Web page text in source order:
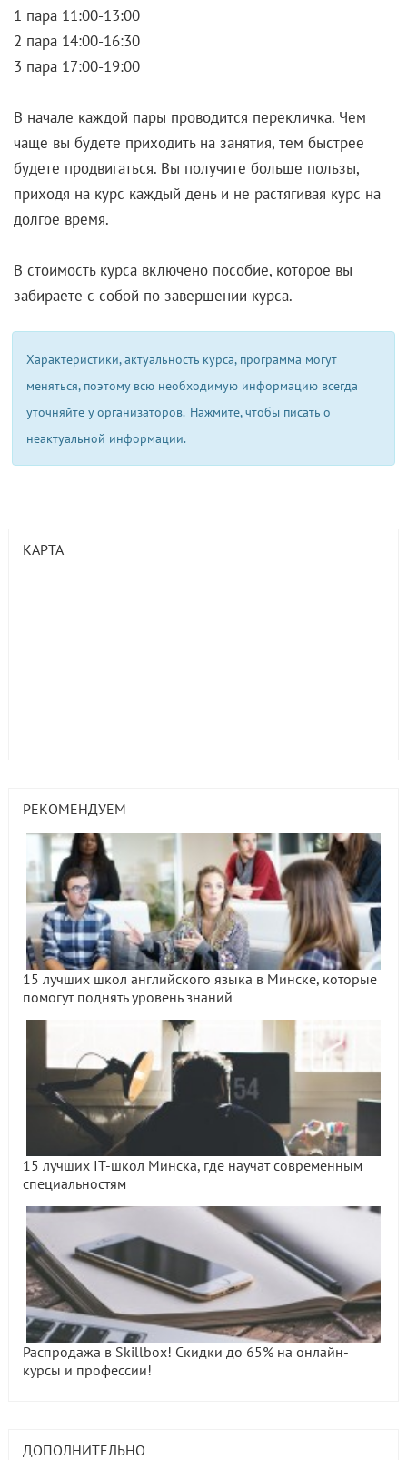
1 пара 11:00-13:00
2 пара 14:00-16:30
3 пара 17:00-19:00
В начале каждой пары проводится перекличка. Чем
чаще вы будете приходить на занятия, тем быстрее
будете продвигаться. Вы получите больше пользы,
приходя на курс каждый день и не растягивая курс на
долгое время.
В стоимость курса включено пособие, которое вы
забираете с собой по завершении курса.
Характеристики, актуальность курса, программа могут
меняться, поэтому всю необходимую информацию всегда
уточняйте у организаторов. Нажмите, чтобы писать о
неактуальной информации.
КАРТА
РЕКОМЕНДУЕМ
15 лучших школ английского языка в Минске, которые
помогут поднять уровень знаний
15 лучших IT-школ Минска, где научат современным
специальностям
Распродажа в Skillbox! Скидки до 65% на онлайн-
курсы и профессии!
ДОПОЛНИТЕЛЬНО